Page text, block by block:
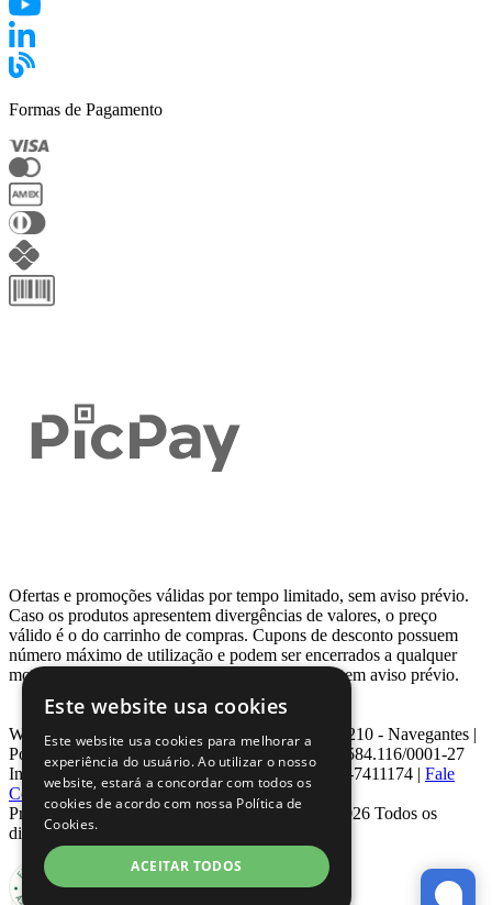
Formas de Pagamento
Ofertas e promoções válidas por tempo limitado, sem aviso prévio.
Caso os produtos apresentem divergências de valores, o preço
válido é o do carrinho de compras. Cupons de desconto possuem
número máximo de utilização e podem ser encerrados a qualquer
momento, de acordo com sua disponibilidade e sem aviso prévio.
Webcontinental LTDA | Travessa Venezuela, Nº 210 - Navegantes |
Porto Alegre - RS - CEP: 90.240-220 CNPJ: 08.584.116/0001-27
Inscrição Estadual: 0963171399 | Telefone: 0800-7411174 | Fale
Conosco|ouvidoria@webcontinental.com.br
Proibida reprodução total ou parcial | © 2007 - 2026 Todos os
direitos reservados - WebContinental
Este website usa cookies
Este website usa cookies para melhorar a
experiência do usuário. Ao utilizar o nosso
website, estará a concordar com todos os
cookies de acordo com nossa Política de
Cookies.
ACEITAR TODOS